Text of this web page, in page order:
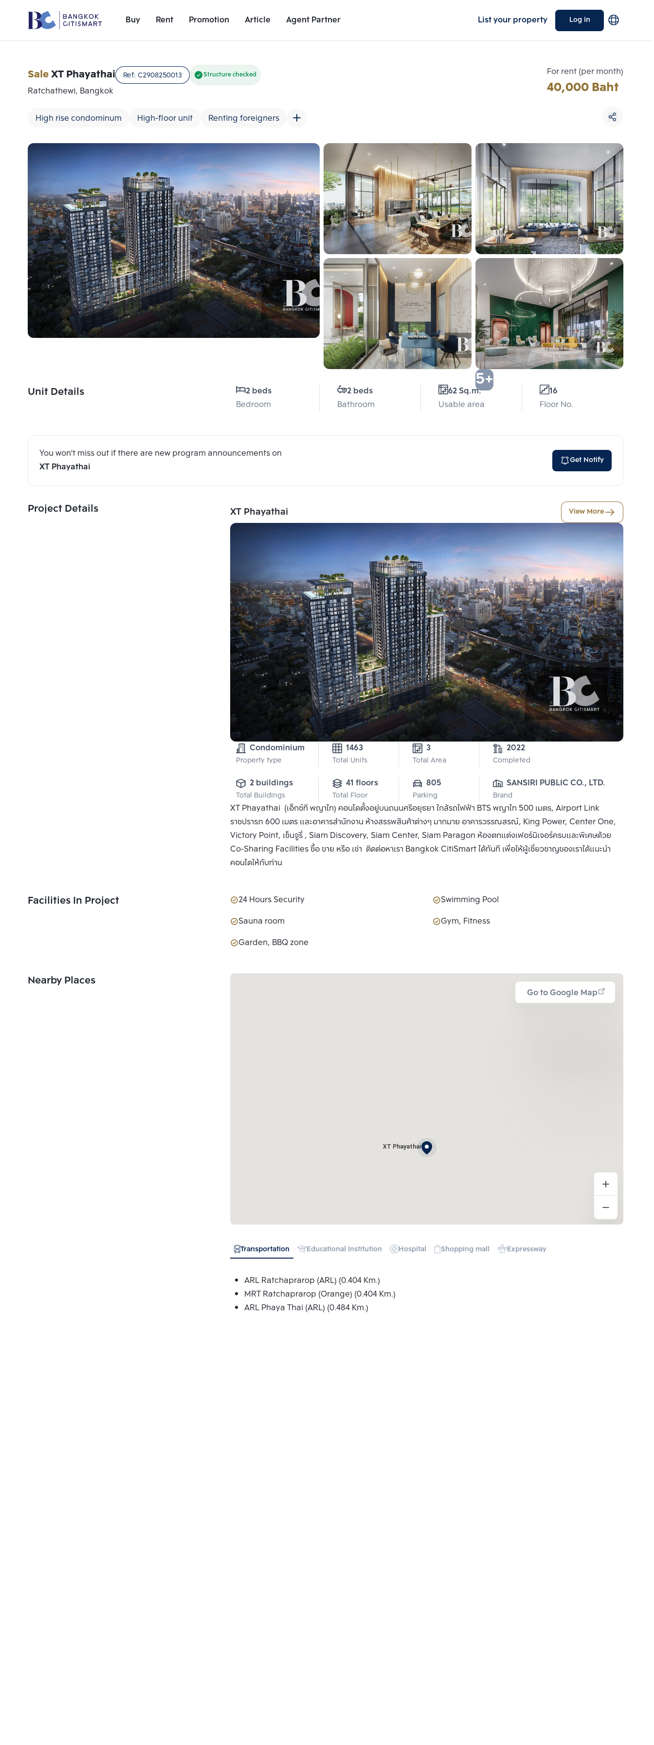
Buy Rent Promotion Article Agent Partner List your property Log in
Unit Details
SaleXT Phayathai Ref: C2908250013 Structure checked
Ratchathewi, Bangkok
High rise condominum High-floor unit Renting foreigners
For rent (per month)
40,000 Baht
5+
Unit Details
2 beds
Bedroom
2 beds
Bathroom
62 Sq.m.
Usable area
16
Floor No.
You won't miss out if there are new program announcements on
XT Phayathai
Get Notify
Project Details XT Phayathai View More
Condominium
Property type
1463
Total Units
3
Total Area
2022
Completed
2 buildings
Total Buildings
41 floors
Total Floor
805
Parking
SANSIRI PUBLIC CO., LTD.
Brand
XT Phayathai (เอ็กซ์ที พญาไท) คอนโดตั้งอยู่บนถนนศรีอยุธยา ใกล้รถไฟฟ้า BTS พญาไท 500 เมตร, Airport Link
ราชปรารภ 600 เมตร และอาคารสำนักงาน ห้างสรรพสินค้าต่างๆ มากมาย อาคารวรรณสรณ์, King Power, Center One,
Victory Point, เซ็นจูรี่ , Siam Discovery, Siam Center, Siam Paragon ห้องตกแต่งเฟอร์นิเจอร์ครบและพิเศษด้วย
Co-Sharing Facilities ซื้อ ขาย หรือ เช่า ติดต่อหาเรา Bangkok CitiSmart ได้ทันที เพื่อให้ผู้เชี่ยวชาญของเราได้แนะนำ
คอนโดให้กับท่าน
Facilities In Project 24 Hours Security
Swimming Pool
Sauna room
Gym, Fitness
Garden, BBQ zone
Nearby Places
Go to Google Map
XT Phayathai
Transportation Educational Institution Hospital Shopping mall Expressway
ARL Ratchaprarop (ARL) (0.404 Km.)
MRT Ratchaprarop (Orange) (0.404 Km.)
ARL Phaya Thai (ARL) (0.484 Km.)
Add comparative units
Number 1
Add comparative units
Number 2
Add comparative units
Number 3
Choose comparative unit
Maximum 3 units
Compare
Clear all